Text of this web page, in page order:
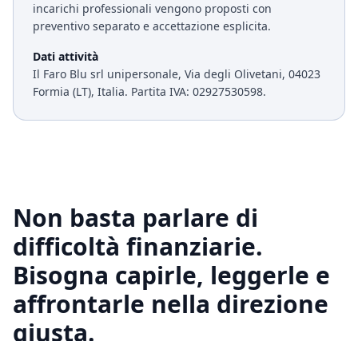
incarichi professionali vengono proposti con
preventivo separato e accettazione esplicita.
Dati attività
Il Faro Blu srl unipersonale, Via degli Olivetani, 04023
Formia (LT), Italia. Partita IVA: 02927530598.
Non basta parlare di
difficoltà finanziarie.
Bisogna capirle, leggerle e
affrontarle nella direzione
giusta.